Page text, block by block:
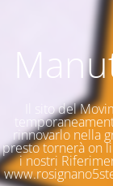
Il sito del
rinnovarlo nella
presto tornerà on
i nostri